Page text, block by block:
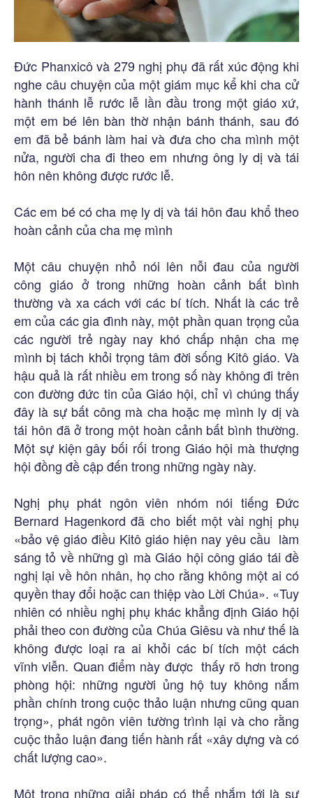
Đức Phanxicô và 279 nghị phụ đã rất xúc động khi
nghe câu chuyện của một giám mục kể khi cha cử
hành thánh lễ rước lễ lần đầu trong một giáo xứ,
một em bé lên bàn thờ nhận bánh thánh, sau đó
em đã bẻ bánh làm hai và đưa cho cha mình một
nửa, người cha đi theo em nhưng ông ly dị và tái
hôn nên không được rước lễ.
Các em bé có cha mẹ ly dị và tái hôn đau khổ theo
hoàn cảnh của cha mẹ mình
Một câu chuyện nhỏ nói lên nỗi đau của người
công giáo ở trong những hoàn cảnh bất bình
thường và xa cách với các bí tích. Nhất là các trẻ
em của các gia đình này, một phần quan trọng của
các người trẻ ngày nay khó chấp nhận cha mẹ
mình bị tách khỏi trọng tâm đời sống Kitô giáo. Và
hậu quả là rất nhiều em trong số này không đi trên
con đường đức tin của Giáo hội, chỉ vì chúng thấy
đây là sự bất công mà cha hoặc mẹ mình ly dị và
tái hôn đã ở trong một hoàn cảnh bất bình thường.
Một sự kiện gây bối rối trong Giáo hội mà thượng
hội đồng đề cập đến trong những ngày này.
Nghị phụ phát ngôn viên nhóm nói tiếng Đức
Bernard Hagenkord đã cho biết một vài nghị phụ
«bảo vệ giáo điều Kitô giáo hiện nay yêu cầu làm
sáng tỏ về những gì mà Giáo hội công giáo tái đề
nghị lại về hôn nhân, họ cho rằng không một ai có
quyền thay đổi hoặc can thiệp vào Lời Chúa». «Tuy
nhiên có nhiều nghị phụ khác khẳng định Giáo hội
phải theo con đường của Chúa Giêsu và như thế là
không được loại ra ai khỏi các bí tích một cách
vĩnh viễn. Quan điểm này được thấy rõ hơn trong
phòng hội: những người ủng hộ tuy không nắm
phần chính trong cuộc thảo luận nhưng cũng quan
trọng», phát ngôn viên tường trình lại và cho rằng
cuộc thảo luận đang tiến hành rất «xây dựng và có
chất lượng cao».
Một trong những giải pháp có thể nhắm tới là sự